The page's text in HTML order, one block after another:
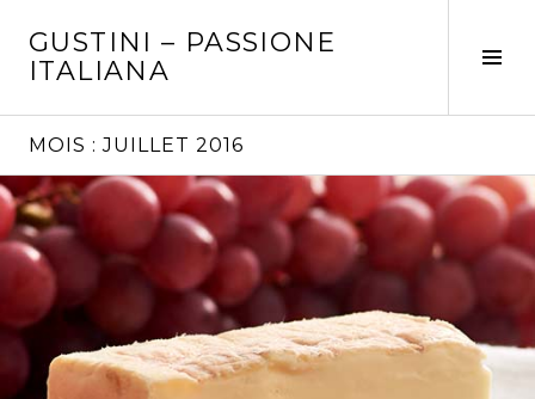
contenu
GUSTINI – PASSIONE
ITALIANA
MOIS :JUILLET 2016